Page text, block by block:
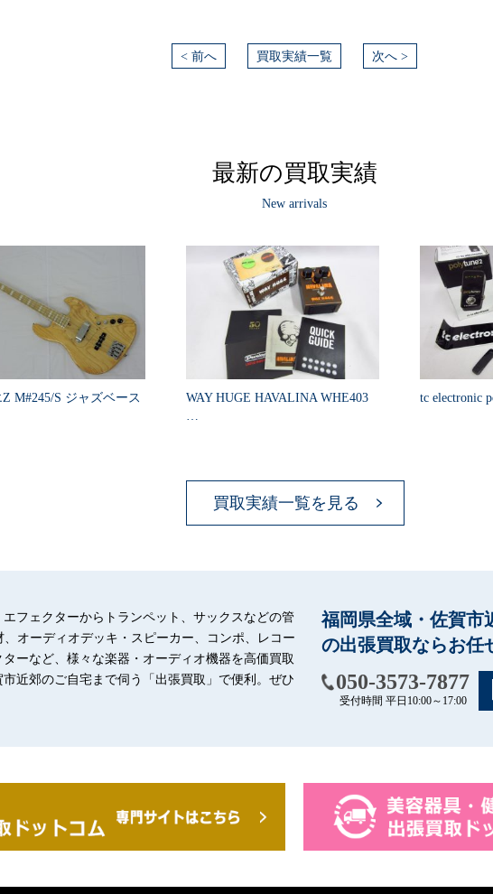
< 前へ 買取実績一覧 次へ >
最新の買取実績
New arrivals
S ジャズベース
WAY HUGE HAVALINA WHE403
tc electronic
シルバー…
買取実績一覧を見る
フェクターからトランペット、サックスなどの管
オーディオデッキ・スピーカー、コンポ、レコー
ターなど、様々な楽器・オーディオ機器を高価買取
近郊のご自宅まで伺う「出張買取」で便利。ぜひ
福岡県全域・佐賀市
の出張買取ならお任
050-3573-7877
受付時間 平日10:00～17:00